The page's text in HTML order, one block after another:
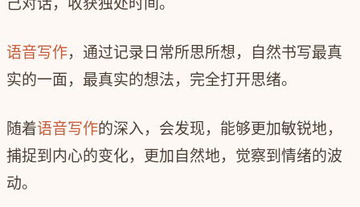
己对话，收获独处时间。
语音写作，通过记录日常所思所想，自然书写最真
实的一面，最真实的想法，完全打开思绪。
随着语音写作的深入，会发现，能够更加敏锐地，
捕捉到内心的变化，更加自然地，觉察到情绪的波
动。